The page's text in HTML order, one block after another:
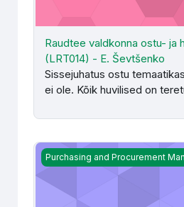
Raudtee valdkonna ostu- ja
(LRT014) - E. Ševtšenko
Sissejuhatus ostu
ei ole. Kõik huvilised on
Riigihangete planeerimine ja
Purchasing and Procurement